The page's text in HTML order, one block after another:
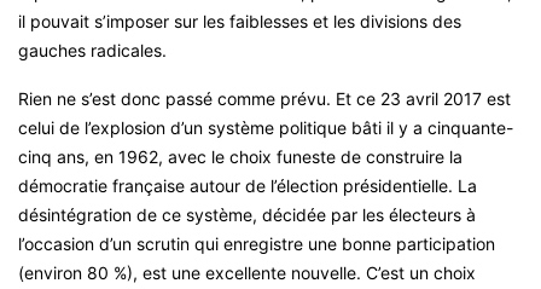
il pouvait s’imposer sur les faiblesses et les divisions des
gauches radicales.
Rien ne s’est donc passé comme prévu. Et ce 23 avril 2017 est
celui de l’explosion d’un système politique bâti il y a cinquante-
cinq ans, en 1962, avec le choix funeste de construire la
démocratie française autour de l’élection présidentielle. La
désintégration de ce système, décidée par les électeurs à
l’occasion d’un scrutin qui enregistre une bonne participation
(environ 80 %), est une excellente nouvelle. C’est un choix